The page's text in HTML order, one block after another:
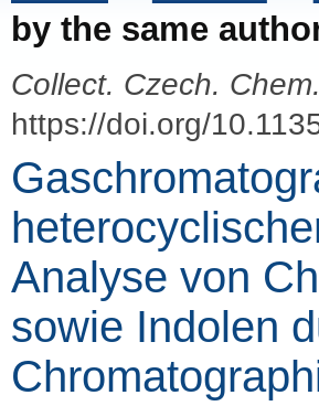
by the same
Collect. Czech.
https://doi.org/
Analyse von
sowie Indolen